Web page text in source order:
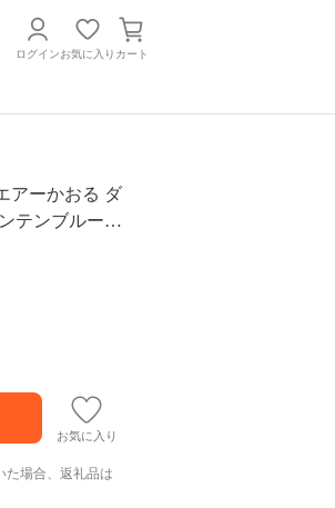
ログインお気に入り カート
アーかおる ダ
テンブルー 2
浅野撚糸 岐
お気に入り
た場合、返礼品は